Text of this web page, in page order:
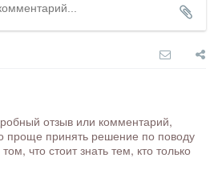
отзыв или комментарий,
проще принять решение по поводу
что стоит знать тем, кто только